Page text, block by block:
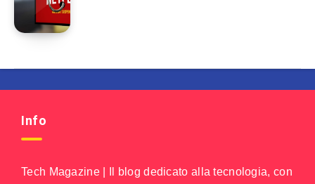
Info
Tech Magazine | Il blog dedicato alla tecnologia, con